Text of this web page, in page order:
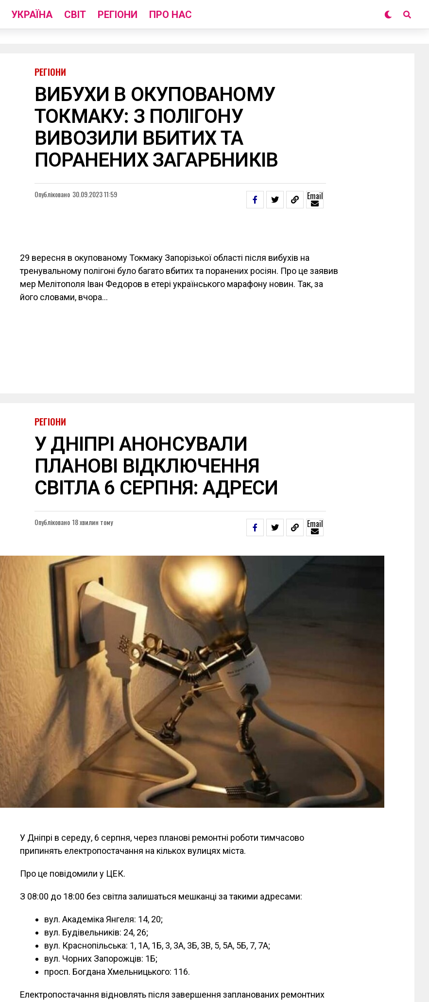
УКРАЇНА СВІТ РЕГІОНИ ПРО НАС
РЕГІОНИ
ВИБУХИ В ОКУПОВАНОМУ
ТОКМАКУ: З ПОЛІГОНУ
ВИВОЗИЛИ ВБИТИХ ТА
ПОРАНЕНИХ ЗАГАРБНИКІВ
Опубліковано 30.09.2023 11:59 Email
29 вересня в окупованому Токмаку Запорізької області після вибухів на
тренувальному полігоні було багато вбитих та поранених росіян. Про це заявив
мер Мелітополя Іван Федоров в етері українського марафону новин. Так, за
його словами, вчора…
РЕГІОНИ
У ДНІПРІ АНОНСУВАЛИ
ПЛАНОВІ ВІДКЛЮЧЕННЯ
СВІТЛА 6 СЕРПНЯ: АДРЕСИ
Опубліковано 18 хвилин тому Email
У Дніпрі в середу, 6 серпня, через планові ремонтні роботи тимчасово
припинять електропостачання на кількох вулицях міста.
Про це повідомили у ЦЕК.
З 08:00 до 18:00 без світла залишаться мешканці за такими адресами:
вул. Академіка Янгеля: 14, 20;
вул. Будівельників: 24, 26;
вул. Краснопільська: 1, 1А, 1Б, 3, 3А, 3Б, 3В, 5, 5А, 5Б, 7, 7А;
вул. Чорних Запорожців: 1Б;
просп. Богдана Хмельницького: 116.
Електропостачання відновлять після завершення запланованих ремонтних